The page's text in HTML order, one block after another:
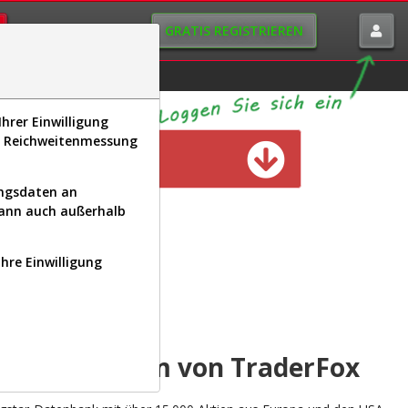
GRATIS REGISTRIEREN
verfügbar
Plattform von TraderFox
Einwilligung
an
auch außerhalb
Einwilligung